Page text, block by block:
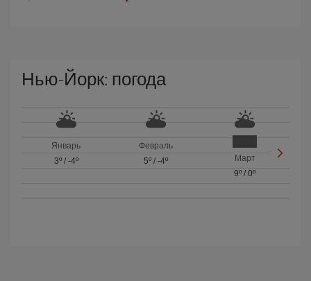
Нью-Йорк: погода
Январь
3º/ -4º
Февраль
5º/ -4º
Март
9º /0º